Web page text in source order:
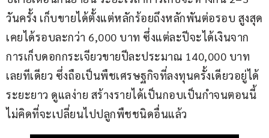
วันครั้ง เก็บขายได้ตั้งแต่หลักร้อยถึงหลักพันต่อรอบ สูงสุด
เคยได้รอบละกว่า 6,000 บาท ซึ่งแต่ละปีจะได้เงินจาก
การเก็บดอกกระเจียวขายปีละประมาณ 140,000 บาท
เลยทีเดียว ซึ่งถือเป็นพืชเศรษฐกิจที่ลงทุนครั้งเดียวอยู่ได้
ระยะยาว ดูแลง่าย สร้างรายได้เป็นกอบเป็นกำจนตอนนี้
ไม่คิดที่จะเปลี่ยนไปปลูกพืชชนิดอื่นแล้ว